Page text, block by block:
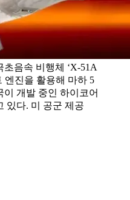
음속 비행체 ‘X-51A
엔진을 활용해 마하 5
개발 중인 하이코어
있다. 미 공군 제공